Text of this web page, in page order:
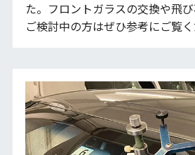
た。フロントガラスの交換や飛
ご検討中の方はぜひ参考にご覧く